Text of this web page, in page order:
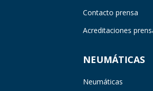
Contacto prensa
Acreditaciones
NEUMÁTICAS
Neumáticas